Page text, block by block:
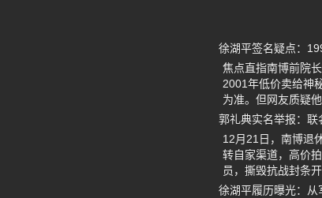
徐湖平签名疑点：
焦点直指南博前院
2001年低价卖给神
为准。但网友质疑
郭礼典实名举报：
12月21日，南博退
转自家渠道，高价
员，撕毁抗战封条
徐湖平履历曝光：